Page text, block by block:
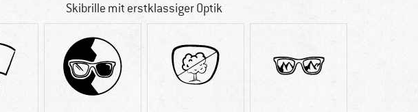
Skibrille mit erstklassiger Optik